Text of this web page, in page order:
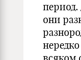
они